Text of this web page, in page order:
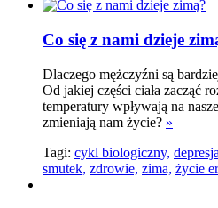
Co się z nami dzieje
Dlaczego mężczyźni są
Od jakiej części ciała zacząć
temperatury wpływają na
zmieniają nam życie? »
Tagi: cykl biologiczny,
smutek, zdrowie, zima, życie